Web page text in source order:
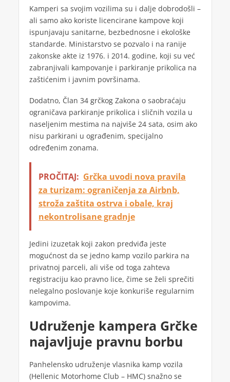
Kamperi sa svojim vozilima su i dalje dobrodošli –
ali samo ako koriste licencirane kampove koji
ispunjavaju sanitarne, bezbednosne i ekološke
standarde. Ministarstvo se pozvalo i na ranije
zakonske akte iz 1976. i 2014. godine, koji su već
zabranjivali kampovanje i parkiranje prikolica na
zaštićenim i javnim površinama.
Dodatno, Član 34 grčkog Zakona o saobraćaju
ograničava parkiranje prikolica i sličnih vozila u
naseljenim mestima na najviše 24 sata, osim ako
nisu parkirani u ograđenim, specijalno
određenim zonama.
PROČITAJ: Grčka uvodi nova pravila
za turizam: ograničenja za Airbnb,
stroža zaštita ostrva i obale, kraj
nekontrolisane gradnje
Jedini izuzetak koji zakon predviđa jeste
mogućnost da se jedno kamp vozilo parkira na
privatnoj parceli, ali više od toga zahteva
registraciju kao pravno lice, čime se želi sprečiti
nelegalno poslovanje koje konkuriše regularnim
kampovima.
Udruženje kampera Grčke
najavljuje pravnu borbu
Panhelensko udruženje vlasnika kamp vozila
(Hellenic Motorhome Club – HMC) snažno se